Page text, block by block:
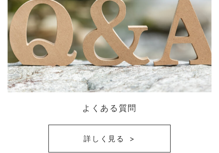
よくある質問
詳しく見る